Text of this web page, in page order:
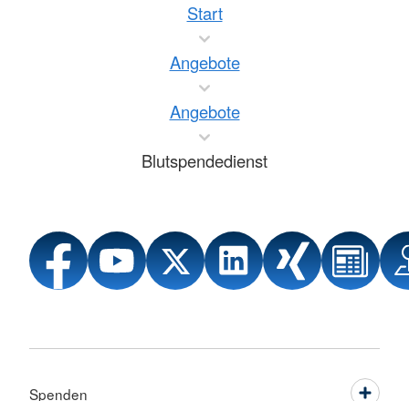
Start
Angebote
Angebote
Blutspendedienst
Spenden